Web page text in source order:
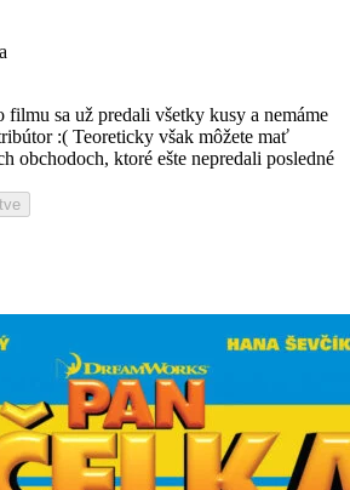
filmu sa už predali všetky kusy a nemáme
:( Teoreticky však môžete mať
obchodoch, ktoré ešte nepredali posledné